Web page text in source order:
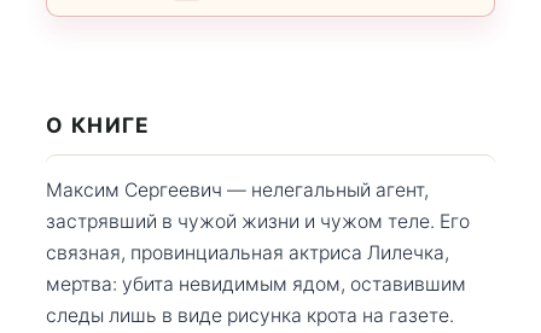
О КНИГЕ
Максим Сергеевич — нелегальный агент,
застрявший в чужой жизни и чужом теле. Его
связная, провинциальная актриса Лилечка,
мертва: убита невидимым ядом, оставившим
следы лишь в виде рисунка крота на газете.